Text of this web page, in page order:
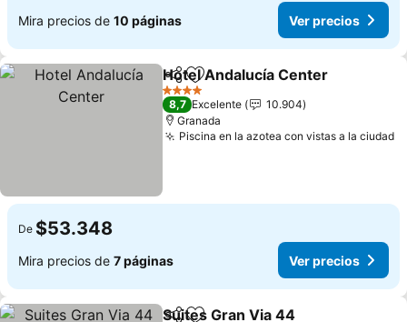
Mira precios de 10 páginas Ver precios
CompartirAgregar a favoritos
Hotel Andalucía Center
4 Estrellas
8,7 Excelente
10.904
Granada
Piscina en la azotea con vistas a la ciudad
De $53.348
Mira precios de 7 páginas Ver precios
Suites Gran Via 44